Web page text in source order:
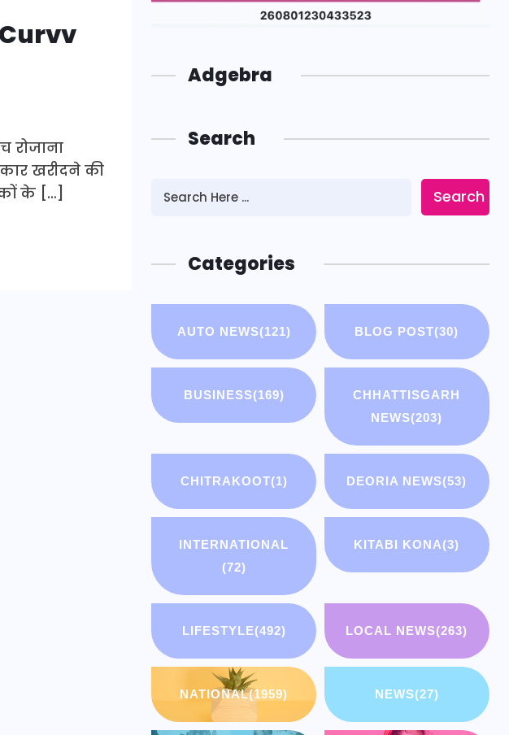
रोजाना
खरीदने की
के […]
Adgebra
Search
Search
Categories
AUTO NEWS(121) BLOG POST(30)
BUSINESS(169)
CHHATTISGARH
NEWS(203)
CHITRAKOOT(1) DEORIA NEWS(53)
INTERNATIONAL
(72)
KITABI KONA(3)
LIFESTYLE(492) LOCAL NEWS(263)
NATIONAL(1959) NEWS(27)